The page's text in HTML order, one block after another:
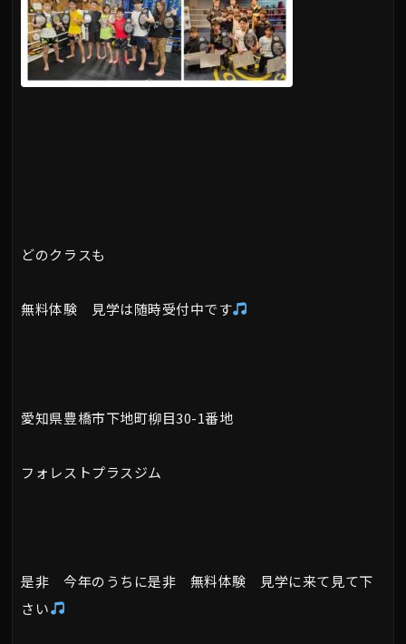
どのクラスも
無料体験 見学は随時受付中です
愛知県豊橋市下地町柳目30-1番地
フォレストプラスジム
是非 今年のうちに是非 無料体験 見学に来て見て下
さい